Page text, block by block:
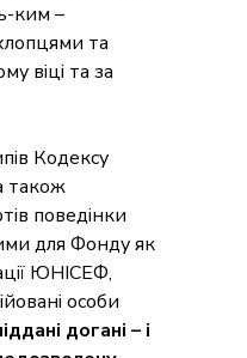
ким –
та
віці та за
Кодексу
також
поведінки
для Фонду як
ЮНІСЕФ,
особи
догані – і